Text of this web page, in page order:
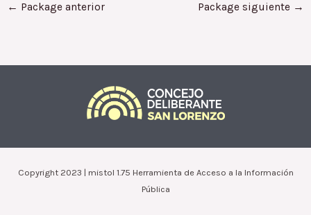
← Package anterior Package siguiente →
Copyright 2023 | mistol 1.75 Herramienta de Acceso a la Información
Pública